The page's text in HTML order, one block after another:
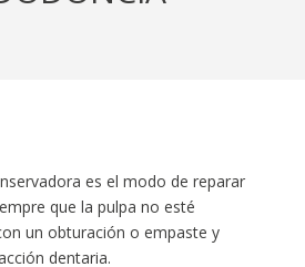
es el modo de reparar
que la pulpa no esté
un obturación o empaste y
dentaria.